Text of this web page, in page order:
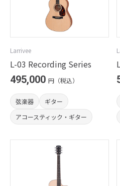
Larrivee
L-03 Recording Series
495,000 円（税込）
弦楽器
ギター
アコースティック・ギター